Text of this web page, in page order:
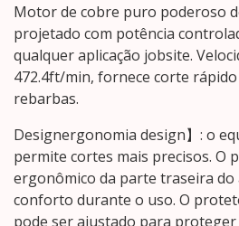
Motor de cobre puro poderoso
projetado com potência
qualquer aplicação jobsite.
472.4ft/min, fornece corte rápido
rebarbas.
Designergonomia design】: o
permite cortes mais precisos. O
ergonômico da parte traseira
conforto durante o uso. O
pode ser ajustado para proteger